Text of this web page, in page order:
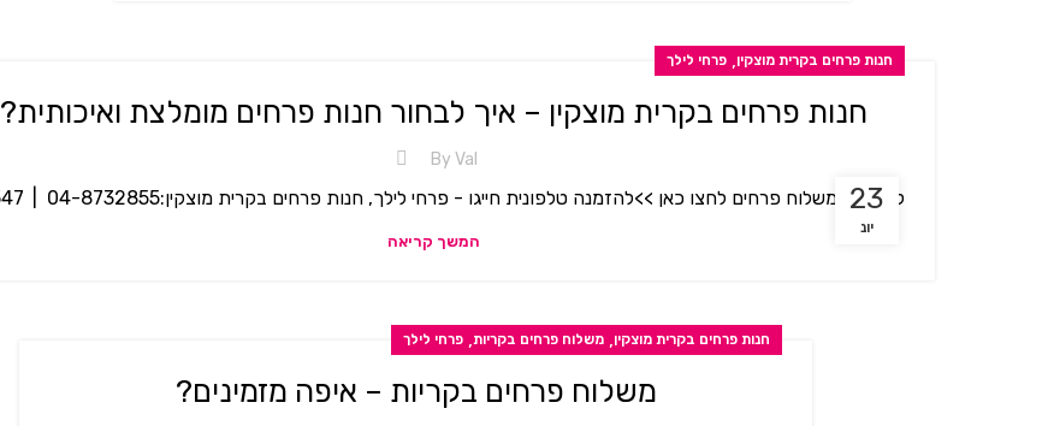
23
יונ
חנות פרחים בקרית מוצקין,פרחי לילך
חנות פרחים בקרית מוצקין – איך לבחור חנות פרחים מומלצת ואיכותית?
By Val
להזמנת משלוח פרחים לחצו כאן >>להזמנה טלפונית חייגו - פרחי לילך, חנות פרחים בקרית מוצקין:04-8732855 | 0547...
המשך קריאה
חנות פרחים בקרית מוצקין, משלוח פרחים בקריות, פרחי לילך
משלוח פרחים בקריות – איפה מזמינים?